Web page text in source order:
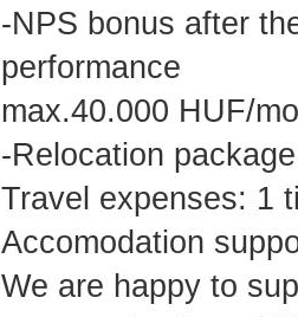
-NPS bonus after
performance
max.40.000 HUF/
-Relocation
Travel expenses: 1
Accomodation
We are happy to